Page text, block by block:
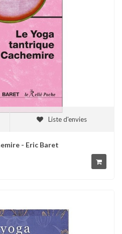
Liste d'envies
- Eric Baret